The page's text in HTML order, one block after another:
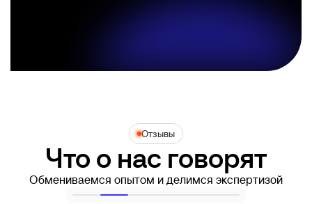
Отзывы
Что о нас говорят
Обмениваемся опытом и делимся экспертизой